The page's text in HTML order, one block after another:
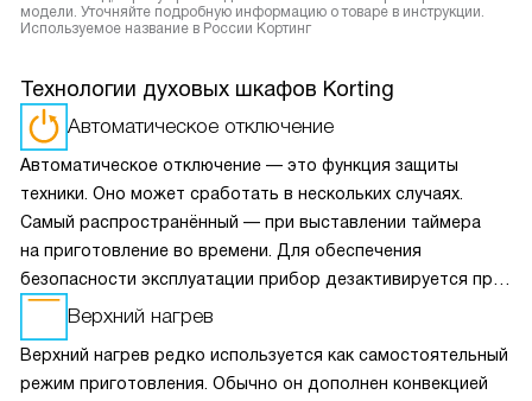
модели. Уточняйте подробную информацию о товаре в инструкции.
Используемое название в России Кортинг
Технологии духовых шкафов Korting
Автоматическое отключение
Автоматическое отключение — это функция защиты
техники. Оно может сработать в нескольких случаях.
Самый распространённый — при выставлении таймера
на приготовление во времени. Для обеспечения
безопасности эксплуатации прибор дезактивируется при
перегреве, а также при длительной работе в одном
режиме (без изменения настроек) свыше заявленного
времени.
Верхний нагрев
Верхний нагрев редко используется как самостоятельный
режим приготовления. Обычно он дополнен конвекцией